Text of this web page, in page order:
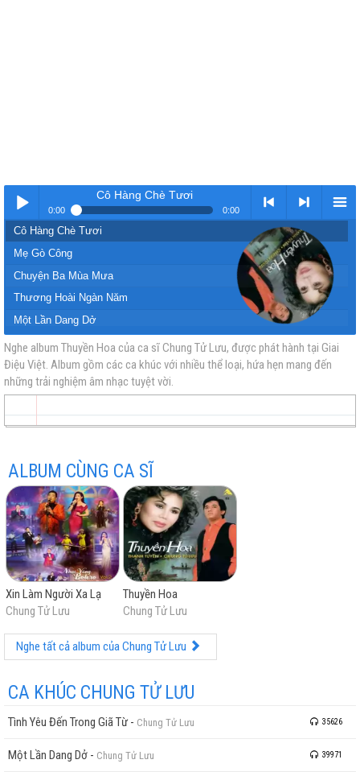
Nhạc
vàng
trữ
tình
Cô Hàng Chè Tươi
0:00 0:00
< Kho
nhạc
>
Nhạc
Kho
nhạc
Cô Hàng Chè Tươi
Mẹ Gò Công
Chuyện Ba Mùa Mưa
Thương Hoài Ngàn Năm
Một Lần Dang Dở
Thuyền Hoa
Hình Bóng Cũ
Dấu Chân Kỷ Niệm
Nghe album Thuyền Hoa của ca sĩ Chung Tử Lưu, được phát hành tại Giai
Điệu Việt. Album gồm các ca khúc với nhiều thể loại, hứa hẹn mang đến
những trải nghiệm âm nhạc tuyệt vời.
ALBUM CÙNG CA SĨ
Xin Làm Người Xa Lạ
Chung Tử Lưu
Thuyền Hoa
Chung Tử Lưu
Nghe tất cả album của Chung Tử Lưu
CA KHÚC CHUNG TỬ LƯU
Tình Yêu Đến Trong Giã Từ - Chung Tử Lưu 35626
Một Lần Dang Dở - Chung Tử Lưu 39971